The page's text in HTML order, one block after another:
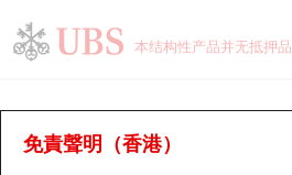
本结构性产品并无抵押品
免責聲明（香港）
认股证分析仪
瑞银认股证一览
街货统计
牛熊全景快搜
街货统计
十大升幅/跌幅
正股分析仪
持股比重
每月轮证大市专题